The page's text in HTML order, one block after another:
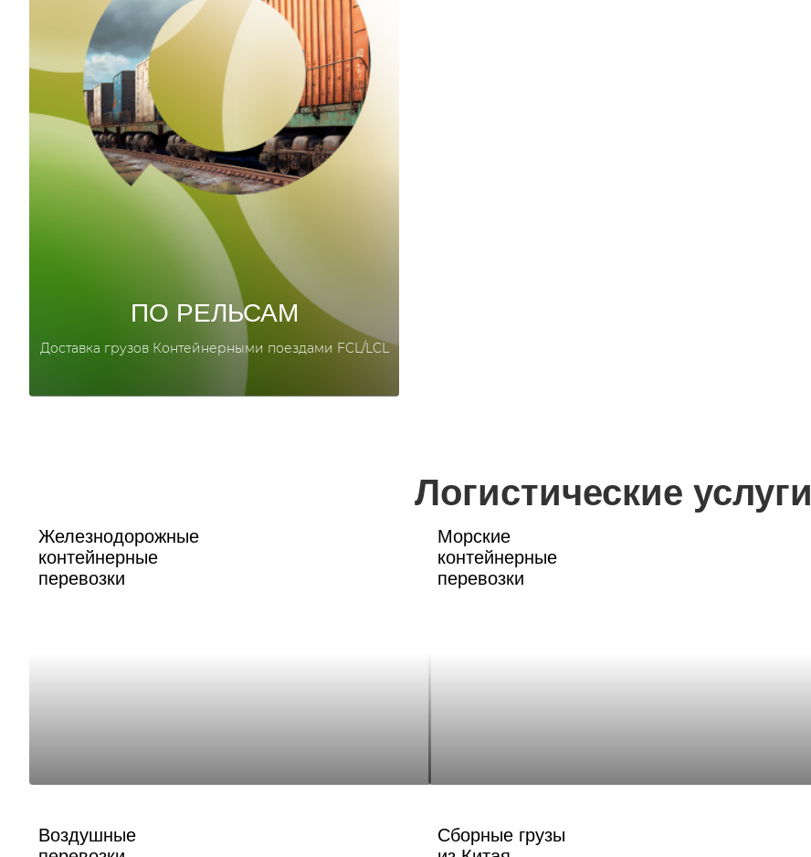
ПО РЕЛЬСАМ
Доставка грузов Контейнерными поездами FCL/LCL
Логистические услуги
Железнодорожные
контейнерные
перевозки
Морские
контейнерные
перевозки
Воздушные
Сборные грузы